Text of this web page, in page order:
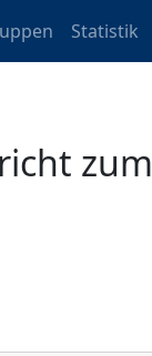
Statistik
zum